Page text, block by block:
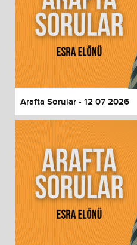
Arafta Sorular - 12 07 2026